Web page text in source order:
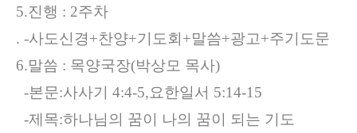
5.진행 : 2주차
. -사도신경+찬양+기도회+말씀+광고+주기도문
6.말씀 : 목양국장(박상모 목사)
-본문:사사기 4:4-5,요한일서 5:14-15
-제목:하나님의 꿈이 나의 꿈이 되는 기도